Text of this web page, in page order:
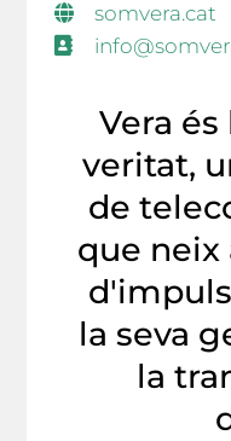
somvera.cat
Vera és
veritat,
de
que
la seva
la